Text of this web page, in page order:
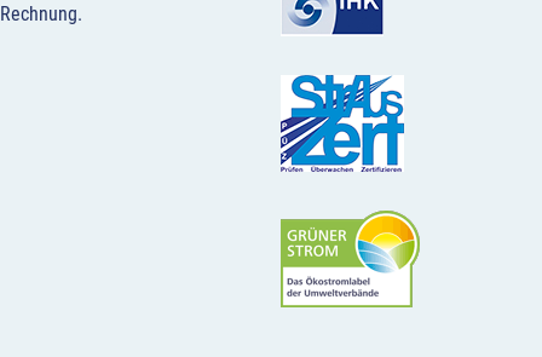
Rechnung.